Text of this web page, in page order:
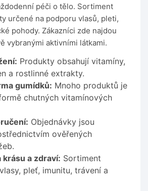
péči o tělo. Sortiment
určené na podporu vlasů, pleti,
pohody. Zákazníci zde najdou
vybranými aktivními látkami.
Produkty obsahují vitamíny,
a rostlinné extrakty.
gumídků: Mnoho produktů je
chutných vitamínových
Objednávky jsou
ověřených
krásu a zdraví: Sortiment
pleť, imunitu, trávení a